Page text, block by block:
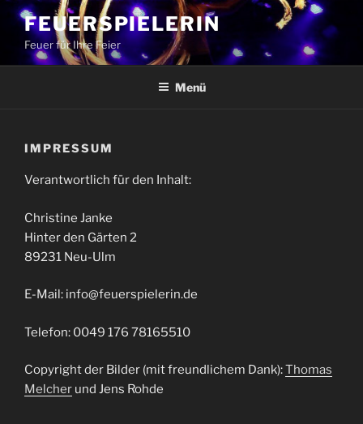
Zum
Inhalt
springen
FEUERSPIELERIN
Feuer für Ihre Feier
Menü
IMPRESSUM
Verantwortlich für den Inhalt:
Christine Janke
Hinter den Gärten 2
89231 Neu-Ulm
E-Mail: info@feuerspielerin.de
Telefon: 0049 176 78165510
Copyright der Bilder (mit freundlichem Dank):Thomas
Melcher und Jens Rohde